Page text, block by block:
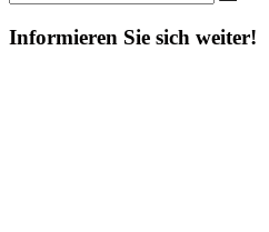
nach:
Suchen
Informieren Sie sich weiter!